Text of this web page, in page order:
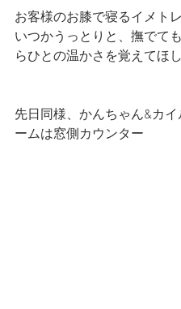
お客様のお膝で寝るイメトレ
いつかうっとりと、撫でて
らひとの温かさを覚えてほ
先日同様、かんちゃん&カ
ームは窓側カウンター